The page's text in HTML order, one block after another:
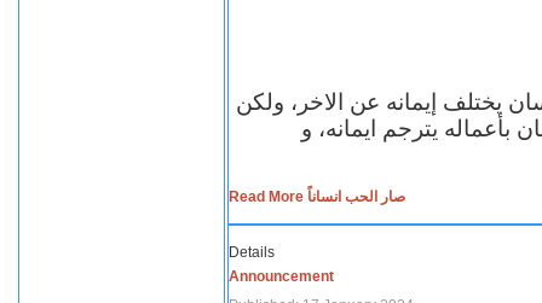
يختلف إيمانه عن الاخر، ولكن
بأعماله يترجم ايمانه، و
Read More صار الحب انساناً
Details
Announcement